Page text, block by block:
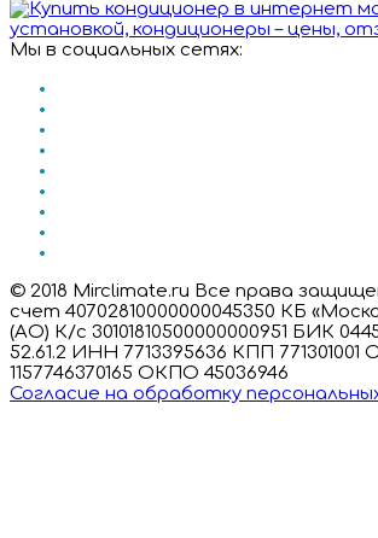
Мы в социальных сетях:
© 2018 Mirclimate.ru Все права
счет 40702810000000045350 КБ
(АО) К/с 30101810500000000951 БИК
52.61.2 ИНН 7713395636 КПП 771301001
1157746370165 ОКПО 45036946
Согласие на обработку